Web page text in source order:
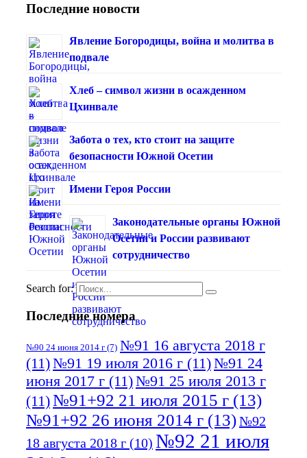
Последние новости
Явление Богородицы, война и молитва в
подвале
Хлеб – символ жизни в осажденном
Цхинвале
Забота о тех, кто стоит на защите
безопасности Южной Осетии
Имени Героя России
Законодательные органы Южной
Осетии и России развивают
сотрудничество
Search for:
Последние номера
№90 24 июня 2014 г (7) №91 16 августа 2018 г
(11)№91 19 июля 2016 г (11)№91 24
июня 2017 г (11)№91 25 июля 2013 г
(11)№91+92 21 июля 2015 г (13)
№91+92 26 июня 2014 г (13)№92
18 августа 2018 г (10) №92 21 июля